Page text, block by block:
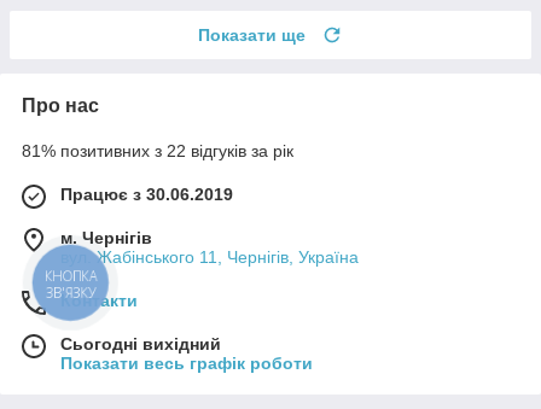
Показати ще
Про нас
81% позитивних з 22 відгуків за рік
Працює з 30.06.2019
м. Чернігів
вул. Жабінського 11, Чернігів, Україна
Контакти
Сьогодні вихідний
Показати весь графік роботи
КНОПКА
ЗВ'ЯЗКУ